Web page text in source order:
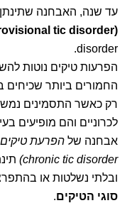
עד שנה, האבחנה
(Provisional tic disorder)
disorder.
הפרעות טיקים נוטות
החמורים ביותר
רק כאשר התסמינים
לכרוניים והם מופיעים
אבחנה של
chronic tic disorder)
ובלתי נשלטות או
סוגי הטיקים.